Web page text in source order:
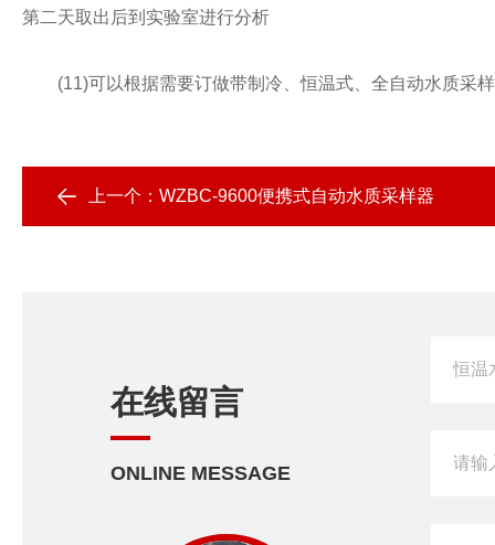
第二天取出后到实验室进行分析
(11)可以根据需要订做带制冷、恒温式、全自动水质采样
上一个： WZBC-9600便携式自动水质采样器
在线留言
ONLINE MESSAGE